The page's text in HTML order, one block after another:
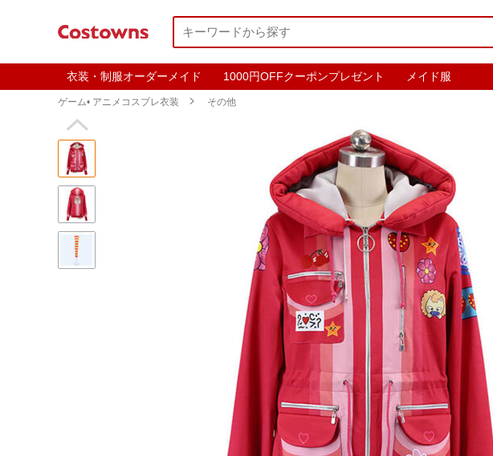
衣装・制服オーダーメイド 1000円OFFクーポンプレゼント メイド服
ゲーム• アニメコスプレ衣装  その他
